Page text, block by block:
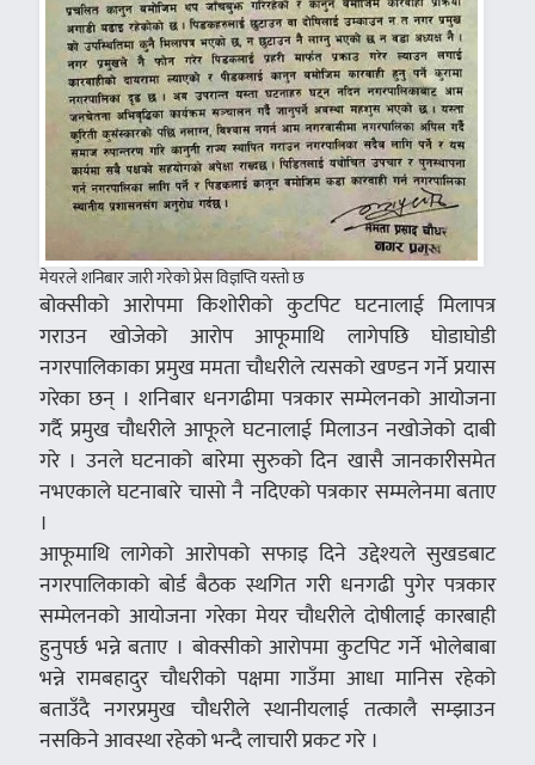
मेयरले शनिबार जारी गरेको प्रेस विज्ञप्ति यस्तो छ
बोक्सीको आरोपमा किशोरीको कुटपिट घटनालाई मिलापत्र
गराउन खोजेको आरोप आफूमाथि लागेपछि घोडाघोडी
नगरपालिकाका प्रमुख ममता चौधरीले त्यसको खण्डन गर्ने प्रयास
गरेका छन् । शनिबार धनगढीमा पत्रकार सम्मेलनको आयोजना
गर्दै प्रमुख चौधरीले आफूले घटनालाई मिलाउन नखोजेको दाबी
गरे । उनले घटनाको बारेमा सुरुको दिन खासै जानकारीसमेत
नभएकाले घटनाबारे चासो नै नदिएको पत्रकार सम्मलेनमा बताए
।
आफूमाथि लागेको आरोपको सफाइ दिने उद्देश्यले सुखडबाट
नगरपालिकाको बोर्ड बैठक स्थगित गरी धनगढी पुगेर पत्रकार
सम्मेलनको आयोजना गरेका मेयर चौधरीले दोषीलाई कारबाही
हुनुपर्छ भन्ने बताए । बोक्सीको आरोपमा कुटपिट गर्ने भोलेबाबा
भन्ने रामबहादुर चौधरीको पक्षमा गाउँमा आधा मानिस रहेको
बताउँदै नगरप्रमुख चौधरीले स्थानीयलाई तत्कालै सम्झाउन
नसकिने आवस्था रहेको भन्दै लाचारी प्रकट गरे ।